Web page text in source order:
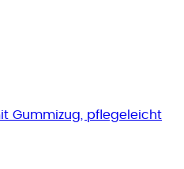
Gummizug, pflegeleicht